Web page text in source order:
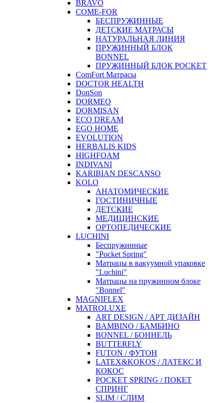
BRAVO
COME-FOR
БЕСПРУЖИННЫЕ
ДЕТСКИЕ МАТРАСЫ
НАТУРАЛЬНАЯ ЛИНИЯ
ПРУЖИННЫЙ БЛОК
BONNEL
ПРУЖИННЫЙ БЛОК POCKET
ComFort Матрасы
DOCTOR HEALTH
DonSon
DORMEO
DORMISAN
ECO DREAM
EGO HOME
EVOLUTION
HERBALIS KIDS
HIGHFOAM
INDIVANI
KARIBIAN DESCANSO
KOLO
АНАТОМИЧЕСКИЕ
ГОСТИНИЧНЫЕ
ДЕТСКИЕ
МЕДИЦИНСКИЕ
ОРТОПЕДИЧЕСКИЕ
LUCHINI
Беспружинные
"Pocket Spring"
Матрацы в вакуумной упаковке
"Luchini"
Матрацы на пружинном блоке
"Bonnel"
MAGNIFLEX
MATROLUXE
ART DESIGN / АРТ ДИЗАЙН
BAMBINO / БАМБИНО
BONNEL / БОННЕЛЬ
BUTTERFLY
FUTON / ФУТОН
LATEX&KOKOS / ЛАТЕКС И
КОКОС
POCKET SPRING / ПОКЕТ
СПРИНГ
SLIM / СЛИМ